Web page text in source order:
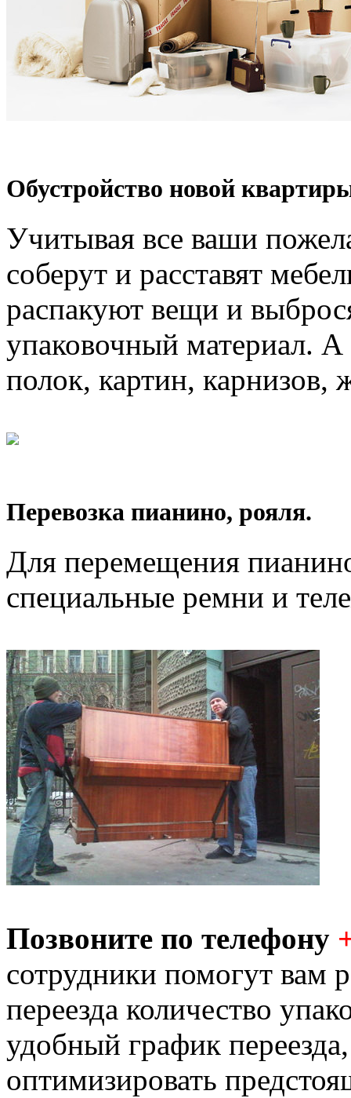
Обустройство новой
Учитывая все ваши
соберут и расставят
распакуют вещи и
упаковочный материал. А
полок, картин, карнизов,
Перевозка пианино, рояля.
Для перемещения
специальные ремни и
Позвоните по телефону
сотрудники помогут вам
переезда количество
удобный график
оптимизировать